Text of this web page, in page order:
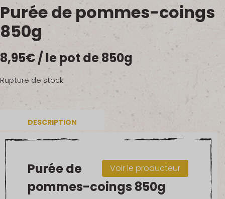
FRUITS BIO AU BUREAU
NOS PRODUCTEURS
NOS MARCHÉS
Purée de pommes-coings
850g
8,95€/ le pot de 850g
Rupture de stock
DESCRIPTION
Voir le producteur
Purée de
pommes-coings 850g